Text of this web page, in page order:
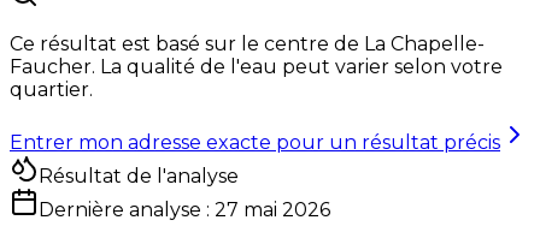
Ce résultat est basé sur le centre de La Chapelle-
Faucher. La qualité de l'eau peut varier selon votre
quartier.
Entrer mon adresse exacte pour un résultat précis
Résultat de l'analyse
Dernière analyse : 27 mai 2026